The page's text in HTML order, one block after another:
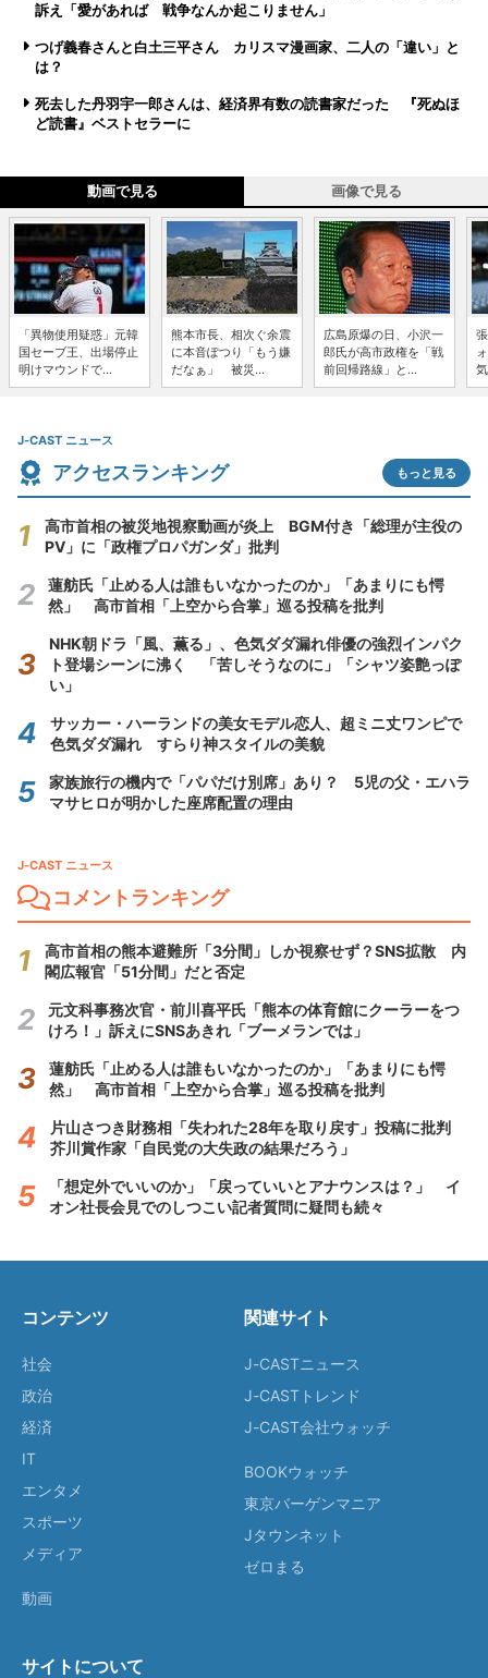
訴え「愛があれば 戦争なんか起こりません」
つげ義春さんと白土三平さん カリスマ漫画家、二人の「違い」と
は？
死去した丹羽宇一郎さんは、経済界有数の読書家だった 『死ぬほ
ど読書』ベストセラーに
動画で見る 画像で見る
「異物使用疑惑」元韓
国セーブ王、出場停止
明けマウンドで...
熊本市長、相次ぐ余震
に本音ぽつり「もう嫌
だなぁ」 被災...
広島原爆の日、小沢一
郎氏が高市政権を「戦
前回帰路線」と...
J-CAST ニュース
アクセスランキング もっと見る
高市首相の被災地視察動画が炎上 BGM付き「総理が主役の
PV」に「政権プロパガンダ」批判
蓮舫氏「止める人は誰もいなかったのか」「あまりにも愕
然」 高市首相「上空から合掌」巡る投稿を批判
NHK朝ドラ「風、薫る」、色気ダダ漏れ俳優の強烈インパク
ト登場シーンに沸く 「苦しそうなのに」「シャツ姿艶っぽ
い」
サッカー・ハーランドの美女モデル恋人、超ミニ丈ワンピで
色気ダダ漏れ すらり神スタイルの美貌
家族旅行の機内で「パパだけ別席」あり？ 5児の父・エハラ
マサヒロが明かした座席配置の理由
J-CAST ニュース
コメントランキング
高市首相の熊本避難所「3分間」しか視察せず？SNS拡散 内
閣広報官「51分間」だと否定
元文科事務次官・前川喜平氏「熊本の体育館にクーラーをつ
けろ！」訴えにSNSあきれ「ブーメランでは」
蓮舫氏「止める人は誰もいなかったのか」「あまりにも愕
然」 高市首相「上空から合掌」巡る投稿を批判
片山さつき財務相「失われた28年を取り戻す」投稿に批判
芥川賞作家「自民党の大失政の結果だろう」
「想定外でいいのか」「戻っていいとアナウンスは？」 イ
オン社長会見でのしつこい記者質問に疑問も続々
コンテンツ
社会
政治
経済
IT
エンタメ
スポーツ
メディア
動画
関連サイト
J-CASTニュース
J-CASTトレンド
J-CAST会社ウォッチ
BOOKウォッチ
東京バーゲンマニア
Jタウンネット
ゼロまる
サイトについて